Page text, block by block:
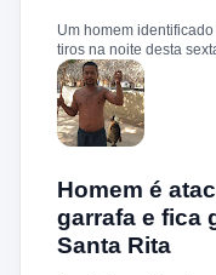
preso. O caso será
de Santa Rita.
Um homem
tiros na noite desta
conjunto Cohab, em
vítima teria sido
proximidades de sua
efetuaram um disparo
ainda no local. Pelas
iniciais, o corpo foi
Legal (IML). O caso
deve buscar
circunstâncias do
Homem é
garrafa e fica
Santa Rita